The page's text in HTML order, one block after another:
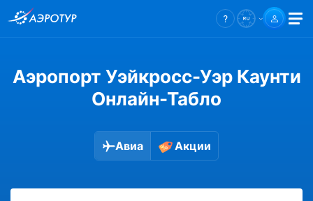
Аэропорт Уэйкросс-Уэр Каунти
Онлайн-Табло
Авиа Акции